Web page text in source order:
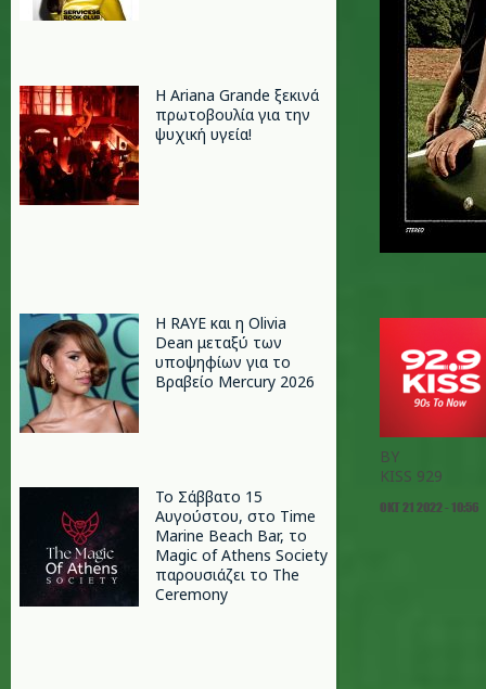
Η Ariana Grande ξεκινά
πρωτοβουλία για την
ψυχική υγεία!
Η RAYE και η Olivia
Dean μεταξύ των
υποψηφίων για το
Βραβείο Mercury 2026
Το Σάββατο 15
Αυγούστου, στο Time
Marine Beach Bar, το
Magic of Athens Society
παρουσιάζει το The
Ceremony
BY
KISS 929
ΟΚΤ 21 2022 - 10:56